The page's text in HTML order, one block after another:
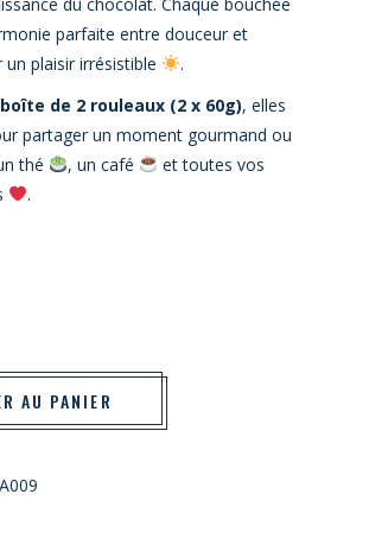
parfaite entre douceur et
plaisir irrésistible
.
boîte de 2 rouleaux (2 x 60g), elles
partager un moment gourmand ou
thé
, un café
et toutes vos
.
AU PANIER